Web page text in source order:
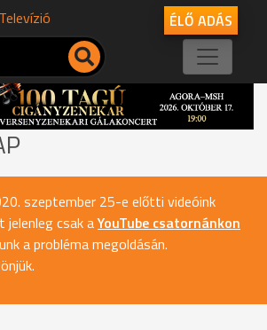
ÉLŐ ADÁS
szeptember 25-e előtti videóink
jelenleg csak aYouTube csatornánkon
a probléma megoldásán.